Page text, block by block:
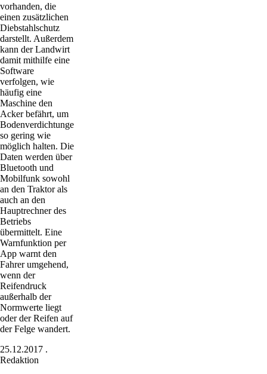
vorhanden, die
einen zusätzlichen
Diebstahlschutz
darstellt. Außerdem
kann der Landwirt
damit mithilfe eine
Software
verfolgen, wie
häufig eine
Maschine den
Acker befährt, um
Bodenverdichtungen
so gering wie
möglich halten. Die
Daten werden über
Bluetooth und
Mobilfunk sowohl
an den Traktor als
auch an den
Hauptrechner des
Betriebs
übermittelt. Eine
Warnfunktion per
App warnt den
Fahrer umgehend,
wenn der
Reifendruck
außerhalb der
Normwerte liegt
oder der Reifen auf
der Felge wandert.
25.12.2017 .
Redaktion